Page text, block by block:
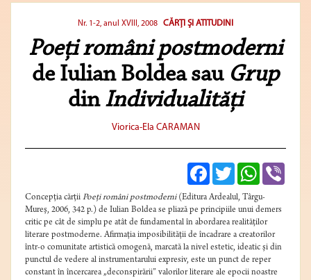
Nr. 1-2, anul XVIII, 2008 CĂRŢI ŞI ATITUDINI
Poeţi români postmoderni
de Iulian Boldea sau Grup
din Individualităţi
Viorica-Ela CARAMAN
FacebookTwitterWhatsApp
Concepţia cărţii Poeţi români postmoderni(Editura Ardealul, Târgu-
Mureş, 2006, 342 p.) de Iulian Boldea se pliază pe principiile unui demers
critic pe cât de simplu pe atât de fundamental în abordarea realităţilor
literare postmoderne. Afirmaţia imposibilităţii de încadrare a creatorilor
într-o comunitate artistică omogenă, marcată la nivel estetic, ideatic şi din
punctul de vedere al instrumentarului expresiv, este un punct de reper
constant în încercarea „deconspirării” valorilor literare ale epocii noastre